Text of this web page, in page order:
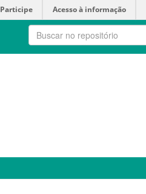
Participe Acesso à informação